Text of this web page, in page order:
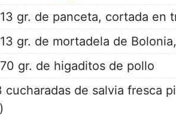
gr. de panceta, cortada en
gr. de mortadela de
gr. de higaditos de pollo
cucharadas de salvia fresca